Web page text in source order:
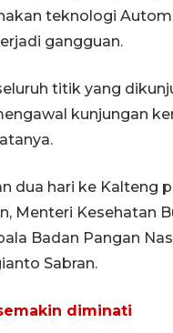
teknologi
gangguan.
titik yang
kunjungan
dua hari ke Kalteng
Menteri Kesehatan
Badan Pangan
Sabran.
diminati